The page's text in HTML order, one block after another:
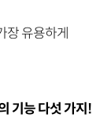
장 유용하게
기능 다섯 가지!